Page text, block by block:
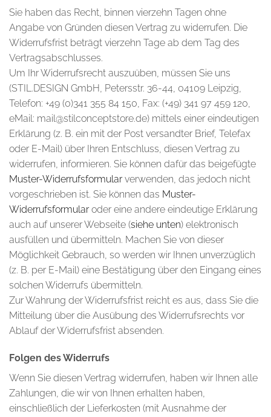
Sie haben das Recht, binnen vierzehn Tagen ohne
Angabe von Gründen diesen Vertrag zu widerrufen. Die
Widerrufsfrist beträgt vierzehn Tage ab dem Tag des
Vertragsabschlusses.
Um Ihr Widerrufsrecht auszuüben, müssen Sie uns
(STIL.DESIGN GmbH, Petersstr. 36-44, 04109 Leipzig,
Telefon: +49 (0)341 355 84 150, Fax: (+49) 341 97 459 120,
eMail: mail@stilconceptstore.de) mittels einer eindeutigen
Erklärung (z. B. ein mit der Post versandter Brief, Telefax
oder E-Mail) über Ihren Entschluss, diesen Vertrag zu
widerrufen, informieren. Sie können dafür das beigefügte
Muster-Widerrufsformularverwenden, das jedoch nicht
vorgeschrieben ist. Sie können das Muster-
Widerrufsformularoder eine andere eindeutige Erklärung
auch auf unserer Webseite (siehe unten) elektronisch
ausfüllen und übermitteln. Machen Sie von dieser
Möglichkeit Gebrauch, so werden wir Ihnen unverzüglich
(z. B. per E-Mail) eine Bestätigung über den Eingang eines
solchen Widerrufs übermitteln.
Zur Wahrung der Widerrufsfrist reicht es aus, dass Sie die
Mitteilung über die Ausübung des Widerrufsrechts vor
Ablauf der Widerrufsfrist absenden.
Folgen des Widerrufs
Wenn Sie diesen Vertrag widerrufen, haben wir Ihnen alle
Zahlungen, die wir von Ihnen erhalten haben,
einschließlich der Lieferkosten (mit Ausnahme der